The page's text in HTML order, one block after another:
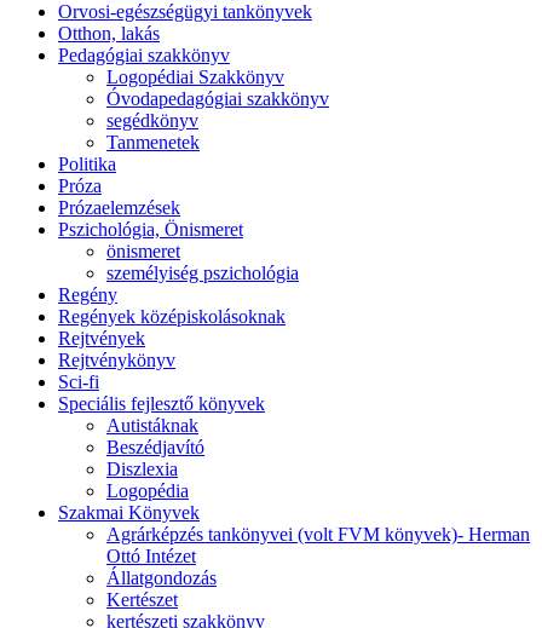
Orvosi-egészségügyi tankönyvek
Otthon, lakás
Pedagógiai szakkönyv
Logopédiai Szakkönyv
Óvodapedagógiai szakkönyv
segédkönyv
Tanmenetek
Politika
Próza
Prózaelemzések
Pszichológia, Önismeret
önismeret
személyiség pszichológia
Regény
Regények középiskolásoknak
Rejtvények
Rejtvénykönyv
Sci-fi
Speciális fejlesztő könyvek
Autistáknak
Beszédjavító
Diszlexia
Logopédia
Szakmai Könyvek
Agrárképzés tankönyvei (volt FVM könyvek)- Herman
Ottó Intézet
Állatgondozás
Kertészet
kertészeti szakkönyv